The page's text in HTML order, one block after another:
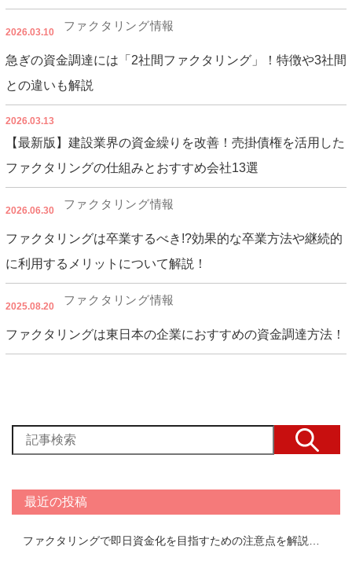
2026.03.10 ファクタリング情報
急ぎの資金調達には「2社間ファクタリング」！特徴や3社間
との違いも解説
2026.03.13
【最新版】建設業界の資金繰りを改善！売掛債権を活用した
ファクタリングの仕組みとおすすめ会社13選
2026.06.30 ファクタリング情報
ファクタリングは卒業するべき!?効果的な卒業方法や継続的
に利用するメリットについて解説！
2025.08.20 ファクタリング情報
ファクタリングは東日本の企業におすすめの資金調達方法！
最近の投稿
ファクタリングで即日資金化を目指すための注意点を解説！即日ファクタリングできるおすすめ会社TOP17